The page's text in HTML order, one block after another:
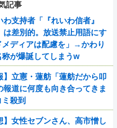
記事
わ支持者「『れいわ信者』
は差別的。放送禁止用語にす
メディアは配慮を」→かわり
が爆誕してしまうw
】立憲・蓮舫「蓮舫だから叩
報道に何度も向き合ってきま
殺到
】女性セブンさん、高市憎し